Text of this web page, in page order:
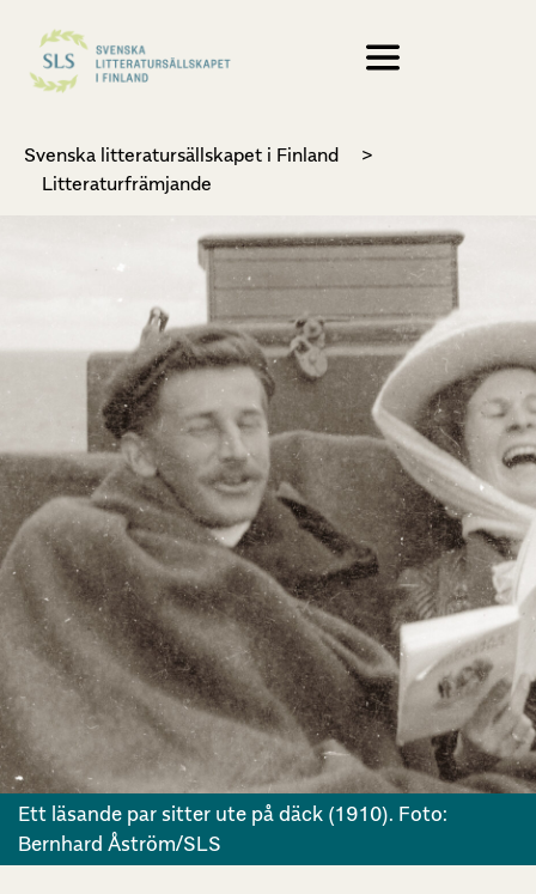
Svenska litteratursällskapet i Finland
>
Litteraturfrämjande
Ett läsande par sitter ute på däck (1910). Foto:
Bernhard Åström/SLS